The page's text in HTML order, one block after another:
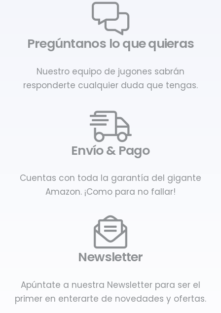
Pregúntanos lo que quieras
Nuestro equipo de jugones sabrán
responderte cualquier duda que tengas.
Envío & Pago
Cuentas con toda la garantía del gigante
Amazon. ¡Como para no fallar!
Newsletter
Apúntate a nuestra Newsletter para ser el
primer en enterarte de novedades y ofertas.